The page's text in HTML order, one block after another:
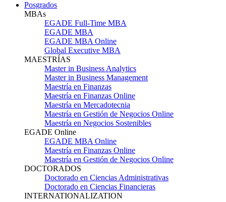
Posgrados
MBAs
EGADE Full-Time MBA
EGADE MBA
EGADE MBA Online
Global Executive MBA
MAESTRÍAS
Master in Business Analytics
Master in Business Management
Maestría en Finanzas
Maestría en Finanzas Online
Maestría en Mercadotecnia
Maestría en Gestión de Negocios Online
Maestría en Negocios Sostenibles
EGADE Online
EGADE MBA Online
Maestría en Finanzas Online
Maestría en Gestión de Negocios Online
DOCTORADOS
Doctorado en Ciencias Administrativas
Doctorado en Ciencias Financieras
INTERNATIONALIZATION